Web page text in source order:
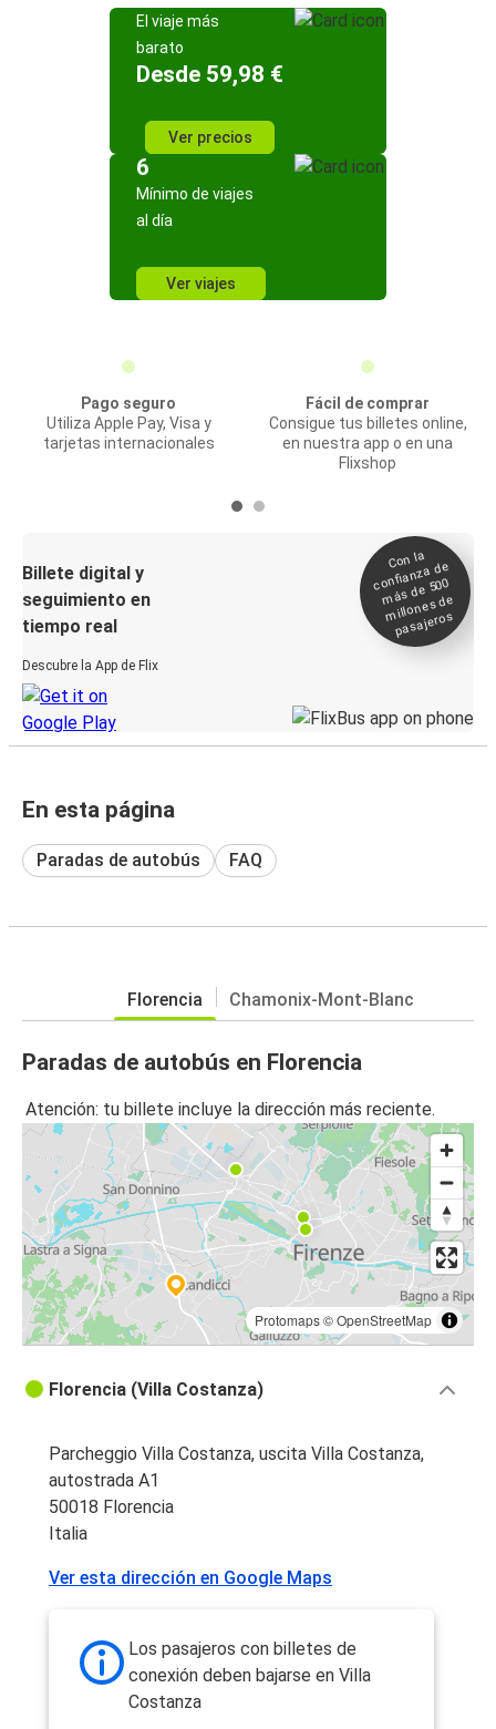
El viaje más
barato
Desde 59,98 €
Ver precios
6
Mínimo de viajes
al día
Ver viajes
Pago seguro
Utiliza Apple Pay, Visa y
tarjetas internacionales
Fácil de comprar
Consigue tus billetes online,
en nuestra app o en una
Flixshop
Billete digital y
seguimiento en
tiempo real
Descubre la App de Flix
Con la
confianza de
más de 500
millones de
pasajeros
En esta página
Paradas de autobús FAQ
Florencia Chamonix-Mont-Blanc
Paradas de autobús en Florencia
Atención: tu billete incluye la dirección más reciente.
Protomaps©OpenStreetMap
Florencia (Villa Costanza)
Parcheggio Villa Costanza, uscita Villa Costanza,
autostrada A1
50018 Florencia
Italia
Ver esta dirección en Google Maps
Los pasajeros con billetes de
conexión deben bajarse en Villa
Costanza